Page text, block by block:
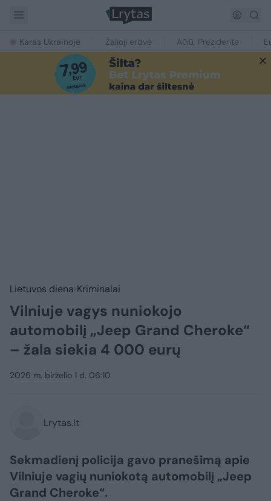
Karas Ukrainoje Žalioji erdvė Ačiū, Prezidente
Lietuvos diena Kriminalai
Vilniuje vagys nuniokojo
automobilį „Jeep Grand Cheroke“
– žala siekia 4 000 eurų
2026 m. birželio 1 d. 06:10
Lrytas.lt
Sekmadienį policija gavo pranešimą apie
Vilniuje vagių nuniokotą automobilį „Jeep
Grand Cheroke“.